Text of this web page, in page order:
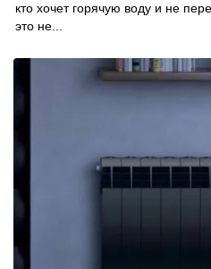
кто хочет горячую воду и не
это не...